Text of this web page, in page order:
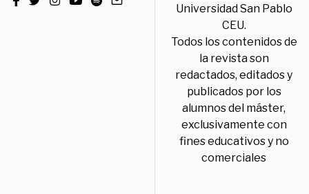
Universidad San Pablo
CEU.
Todos los contenidos de
la revista son
redactados, editados y
publicados por los
alumnos del máster,
exclusivamente con
fines educativos y no
comerciales